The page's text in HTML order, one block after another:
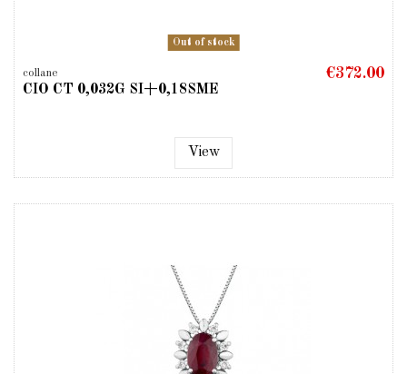
Out of stock
collane
CIO CT 0,032G SI+0,18SME
€372.00
View